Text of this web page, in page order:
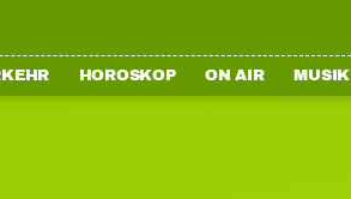
HOROSKOP ON AIR MUSIK